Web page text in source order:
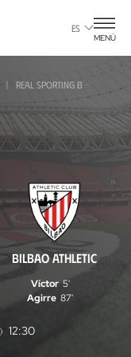
ES
MENÚ
REAL SPORTING B -
BILBAO ATHLETIC
Víctor 5'
Agirre 87'
12:30